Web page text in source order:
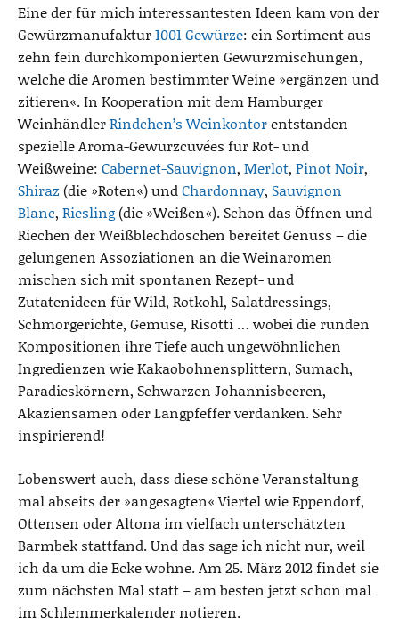
Eine der für mich interessantesten Ideen kam von der
Gewürzmanufaktur1001 Gewürze: ein Sortiment aus
zehn fein durchkomponierten Gewürzmischungen,
welche die Aromen bestimmter Weine »ergänzen und
zitieren«. In Kooperation mit dem Hamburger
WeinhändlerRindchen’s Weinkontorentstanden
spezielle Aroma-Gewürzcuvées für Rot- und
Weißweine: Cabernet-Sauvignon, Merlot, Pinot Noir,
Shiraz (die »Roten«) undChardonnay, Sauvignon
Blanc, Riesling(die »Weißen«). Schon das Öffnen und
Riechen der Weißblechdöschen bereitet Genuss – die
gelungenen Assoziationen an die Weinaromen
mischen sich mit spontanen Rezept- und
Zutatenideen für Wild, Rotkohl, Salatdressings,
Schmorgerichte, Gemüse, Risotti … wobei die runden
Kompositionen ihre Tiefe auch ungewöhnlichen
Ingredienzen wie Kakaobohnensplittern, Sumach,
Paradieskörnern, Schwarzen Johannisbeeren,
Akaziensamen oder Langpfeffer verdanken. Sehr
inspirierend!
Lobenswert auch, dass diese schöne Veranstaltung
mal abseits der »angesagten« Viertel wie Eppendorf,
Ottensen oder Altona im vielfach unterschätzten
Barmbek stattfand. Und das sage ich nicht nur, weil
ich da um die Ecke wohne. Am 25. März 2012 findet sie
zum nächsten Mal statt – am besten jetzt schon mal
im Schlemmerkalender notieren.